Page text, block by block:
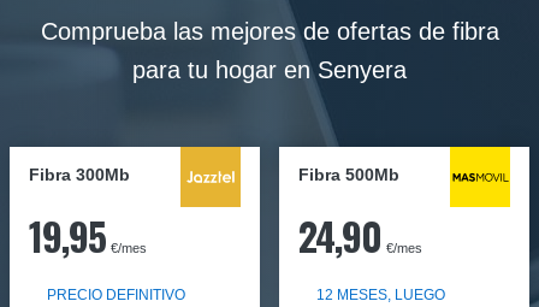
Comprueba las mejores de ofertas de fibra
para tu hogar en Senyera
Fibra 300Mb
19,95 €/mes
PRECIO DEFINITIVO
Fibra 500Mb
24,90 €/mes
12 MESES, LUEGO